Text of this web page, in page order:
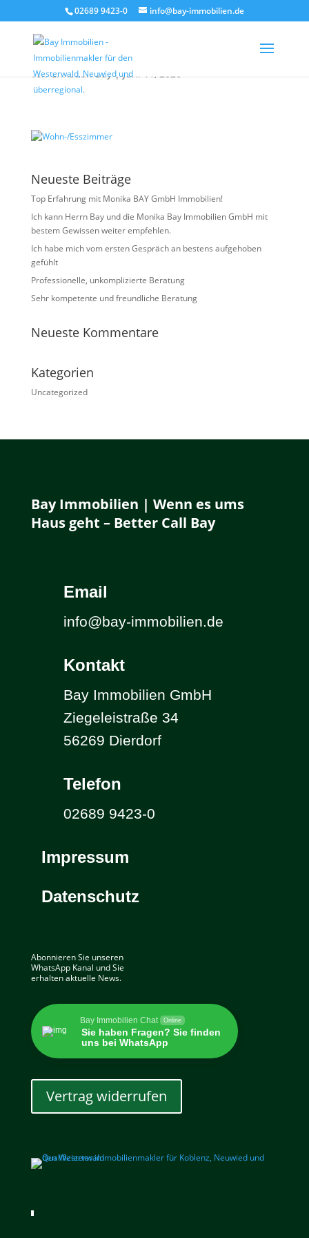
02689 9423-0 info@bay-immobilien.de
Wohn-/Esszimmer
vonChristian Bay|Juni 11, 2026
Neueste Beiträge
Top Erfahrung mit Monika BAY GmbH Immobilien!
Ich kann Herrn Bay und die Monika Bay Immobilien GmbH mit
bestem Gewissen weiter empfehlen.
Ich habe mich vom ersten Gespräch an bestens aufgehoben
gefühlt
Professionelle, unkomplizierte Beratung
Sehr kompetente und freundliche Beratung
Neueste Kommentare
Kategorien
Uncategorized
Bay Immobilien | Wenn es ums
Haus geht – Better Call Bay
Email
info@bay-immobilien.de
Kontakt
Bay Immobilien GmbH
Ziegeleistraße 34
56269 Dierdorf
Telefon
02689 9423-0
Impressum
Datenschutz
Abonnieren Sie unseren
WhatsApp Kanal und Sie
erhalten aktuelle News.
Bay Immobilien Chat Online
Sie haben Fragen? Sie finden
uns bei WhatsApp
Vertrag widerrufen